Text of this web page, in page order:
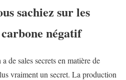
sachiez sur les
négatif
de sales secrets en matière de
vraiment un secret. La production